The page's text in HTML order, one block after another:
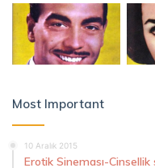
Most Important
10 Aralık 2015
Erotik Sineması-